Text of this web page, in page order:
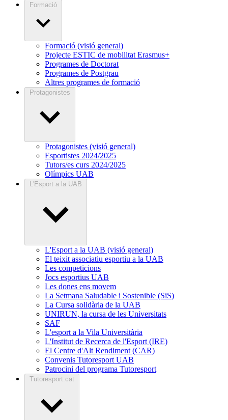
Formació
Formació (visió general)
Projecte ESTIC de mobilitat Erasmus+
Programes de Doctorat
Programes de Postgrau
Altres programes de formació
Protagonistes
Protagonistes (visió general)
Esportistes 2024/2025
Tutors/es curs 2024/2025
Olímpics UAB
L'Esport a la UAB
L'Esport a la UAB (visió general)
El teixit associatiu esportiu a la UAB
Les competicions
Jocs esportius UAB
Les dones ens movem
La Setmana Saludable i Sostenible (SiS)
La Cursa solidària de la UAB
UNIRUN, la cursa de les Universitats
SAF
L'esport a la Vila Universitària
L'Institut de Recerca de l'Esport (IRE)
El Centre d'Alt Rendiment (CAR)
Convenis Tutoresport UAB
Patrocini del programa Tutoresport
Tutoresport.cat